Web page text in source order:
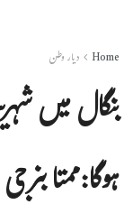
Home دیار وطن
بنگال میں
ہوگا:ممتا بنرجی